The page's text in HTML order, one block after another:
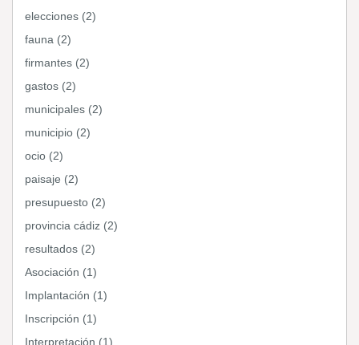
elecciones (2)
fauna (2)
firmantes (2)
gastos (2)
municipales (2)
municipio (2)
ocio (2)
paisaje (2)
presupuesto (2)
provincia cádiz (2)
resultados (2)
Asociación (1)
Implantación (1)
Inscripción (1)
Interpretación (1)